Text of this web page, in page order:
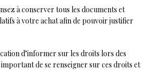
à conserver tous les documents et
à votre achat afin de pouvoir justifier
d’informer sur les droits lors des
important de se renseigner sur ces droits et